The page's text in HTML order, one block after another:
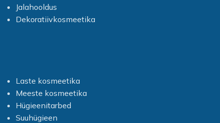
Jalahooldus
Dekoratiivkosmeetika
Laste kosmeetika
Meeste kosmeetika
Hügieenitarbed
Suuhügieen